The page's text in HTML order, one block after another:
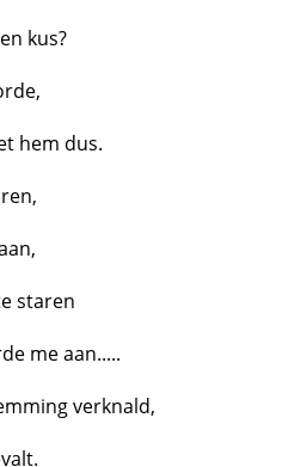
kus?
hem dus.
staren
me aan.....
verknald,